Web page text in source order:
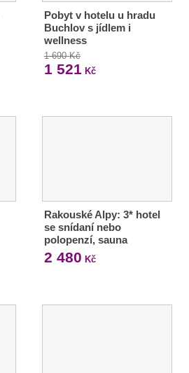
Pobyt v hotelu u hradu
Buchlov s jídlem i
wellness
1 690 Kč
1 521 Kč
Rakouské Alpy: 3* hotel
se snídaní nebo
polopenzí, sauna
2 480 Kč